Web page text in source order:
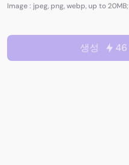
Image : jpeg, png, webp, up to 20MB;
생성 46